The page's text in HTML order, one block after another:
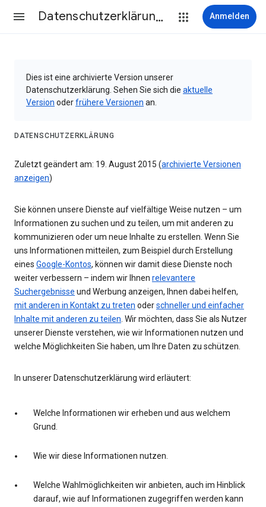
Datenschutzerklärung & Nutzungsbedingungen Anmelden
Dies ist eine archivierte Version unserer
Datenschutzerklärung. Sehen Sie sich die aktuelle
Version oderfrühere Versionen an.
DATENSCHUTZERKLÄRUNG
Zuletzt geändert am: 19. August 2015 (archivierte Versionen
anzeigen)
Sie können unsere Dienste auf vielfältige Weise nutzen – um
Informationen zu suchen und zu teilen, um mit anderen zu
kommunizieren oder um neue Inhalte zu erstellen. Wenn Sie
uns Informationen mitteilen, zum Beispiel durch Erstellung
eines Google-Kontos, können wir damit diese Dienste noch
weiter verbessern – indem wir Ihnen relevantere
Suchergebnisse und Werbung anzeigen, Ihnen dabei helfen,
mit anderen in Kontakt zu treten oderschneller und einfacher
Inhalte mit anderen zu teilen. Wir möchten, dass Sie als Nutzer
unserer Dienste verstehen, wie wir Informationen nutzen und
welche Möglichkeiten Sie haben, um Ihre Daten zu schützen.
In unserer Datenschutzerklärung wird erläutert:
Welche Informationen wir erheben und aus welchem
Grund.
Wie wir diese Informationen nutzen.
Welche Wahlmöglichkeiten wir anbieten, auch im Hinblick
darauf, wie auf Informationen zugegriffen werden kann